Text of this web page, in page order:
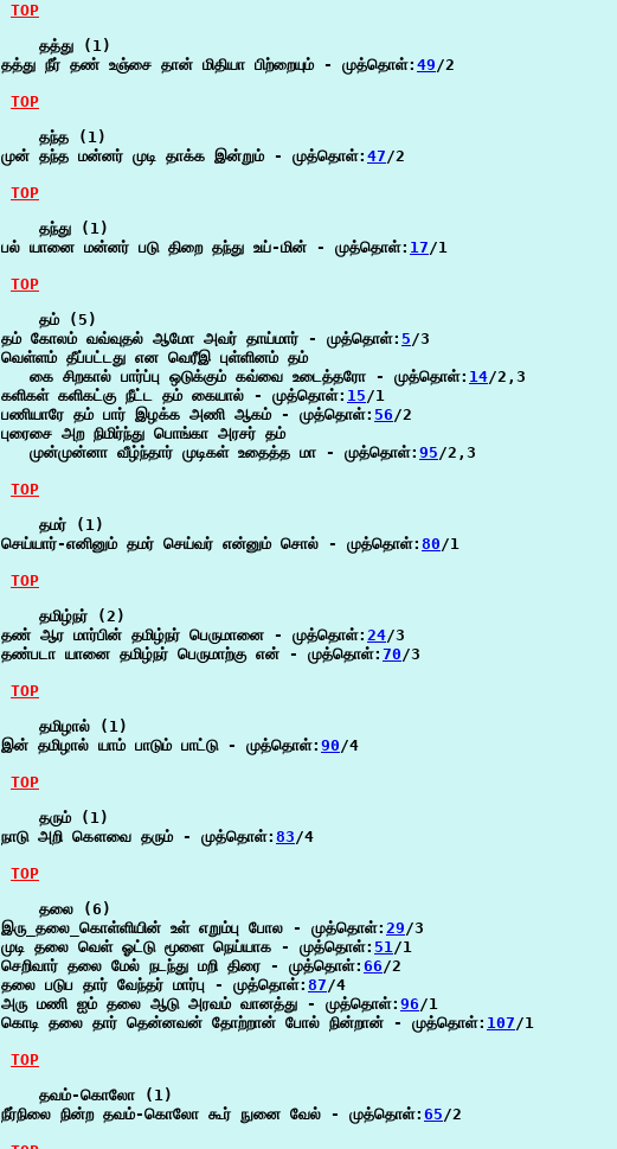
TOP
    தத்து (1)
தத்து நீர் தண் உஞ்சை தான் மிதியா பிற்றையும் - முத்தொள்: 49/2
TOP
    தந்த (1)
முன் தந்த மன்னர் முடி தாக்க இன்றும் - முத்தொள்: 47/2
TOP
    தந்து (1)
பல் யானை மன்னர் படு திறை தந்து உய்-மின் - முத்தொள்: 17/1
TOP
    தம் (5)
தம் கோலம் வவ்வுதல் ஆமோ அவர் தாய்மார் - முத்தொள்: 5/3
வெள்ளம் தீப்பட்டது என வெரீஇ புள்ளினம் தம்
   கை சிறகால் பார்ப்பு ஒடுக்கும் கவ்வை உடைத்தரோ - முத்தொள்:
14/2,3
களிகள் களிகட்கு நீட்ட தம் கையால் - முத்தொள்: 15/1
பணியாரே தம் பார் இழக்க அணி ஆகம் - முத்தொள்: 56/2
புரைசை அற நிமிர்ந்து பொங்கா அரசர் தம்
   முன்முன்னா வீழ்ந்தார் முடிகள் உதைத்த மா - முத்தொள்:
95/2,3
TOP
    தமர் (1)
செய்யார்-எனினும் தமர் செய்வர் என்னும் சொல் - முத்தொள்: 80/1
TOP
    தமிழ்நர் (2)
தண் ஆர மார்பின் தமிழ்நர் பெருமானை - முத்தொள்: 24/3
தண்படா யானை தமிழ்நர் பெருமாற்கு என் - முத்தொள்: 70/3
TOP
    தமிழால் (1)
இன் தமிழால் யாம் பாடும் பாட்டு - முத்தொள்: 90/4
TOP
    தரும் (1)
நாடு அறி கௌவை தரும் - முத்தொள்: 83/4
TOP
    தலை (6)
இரு_தலை_கொள்ளியின் உள் எறும்பு போல - முத்தொள்: 29/3
முடி தலை வெள் ஓட்டு மூளை நெய்யாக - முத்தொள்: 51/1
செறிவார் தலை மேல் நடந்து மறி திரை - முத்தொள்: 66/2
தலை படுப தார் வேந்தர் மார்பு - முத்தொள்: 87/4
அரு மணி ஐம் தலை ஆடு அரவம் வானத்து - முத்தொள்: 96/1
கொடி தலை தார் தென்னவன் தோற்றான் போல் நின்றான் - முத்தொள்: 107/1
TOP
    தவம்-கொலோ (1)
நீர்நிலை நின்ற தவம்-கொலோ கூர் நுனை வேல் - முத்தொள்: 65/2